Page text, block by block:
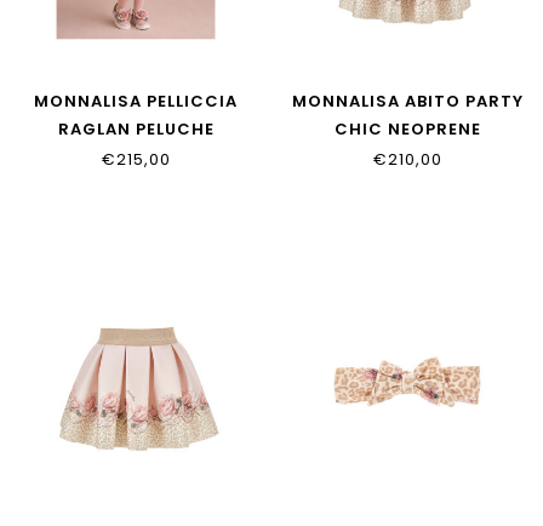
MONNALISA PELLICCIA
RAGLAN PELUCHE
37H100_8033_0091
€215,00
MONNALISA ABITO PARTY
CHIC NEOPRENE
31H909_8651_0080
€210,00